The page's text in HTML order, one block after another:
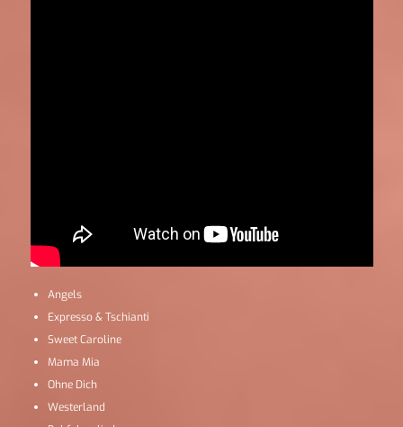
Angels
Expresso & Tschianti
Sweet Caroline
Mama Mia
Ohne Dich
Westerland